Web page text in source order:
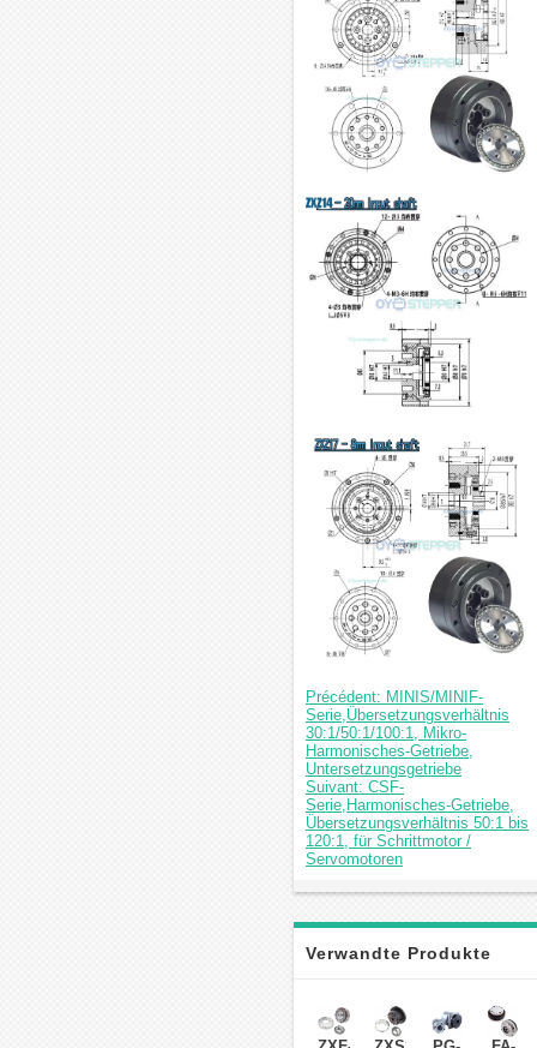
Précédent: MINIS/MINIF-
Serie,Übersetzungsverhältnis
30:1/50:1/100:1, Mikro-
Harmonisches-Getriebe,
Untersetzungsgetriebe
Suivant: CSF-
Serie,Harmonisches-Getriebe,
Übersetzungsverhältnis 50:1 bis
120:1, für Schrittmotor /
Servomotoren
Verwandte Produkte